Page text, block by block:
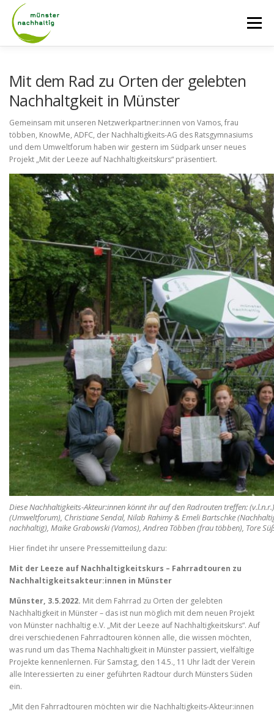
Inhalt
springen
Menü
LASTENRADVERLEIH KONTAKT
Mit dem Rad zu Orten der gelebten
Nachhaltgkeit in Münster
Gemeinsam mit unseren Netzwerkpartner:innen von Vamos, frau
többen, KnowMe, ADFC, der Nachhaltigkeits-AG des Ratsgymnasiums
und dem Umweltforum haben wir gestern im Südpark unser neues
Projekt „Mit der Leeze auf Nachhaltigkeitskurs“ präsentiert.
Diese Nachhaltigkeits-Akteur:innen könnt ihr auf den Radrouten treffen:
(Umweltforum), Christiane Sendal, Nilab Rahimy & Emeli Bartschke
nachhaltig), Maike Grabowski (Vamos), Andrea Többen (frau többen), Tore
Hier findet ihr unsere Pressemitteilung dazu:
Mit der Leeze auf Nachhaltigkeitskurs – Fahrradtouren zu
Nachhaltigkeitsakteur:innen in Münster
Münster, 3.5.2022. Mit dem Fahrrad zu Orten der gelebten
Nachhaltigkeit in Münster – das ist nun möglich mit dem neuen Projekt
von Münster nachhaltig e.V. „Mit der Leeze auf Nachhaltigkeitskurs“. Auf
drei verschiedenen Fahrradtouren können alle, die wissen möchten,
was rund um das Thema Nachhaltigkeit in Münster passiert, vielfältige
Projekte kennenlernen. Für Samstag, den 14.5., 11 Uhr lädt der Verein
alle Interessierten zu einer geführten Radtour durch Münsters Süden
ein.
„Mit den Fahrradtouren möchten wir die Nachhaltigkeits-Akteur:innen